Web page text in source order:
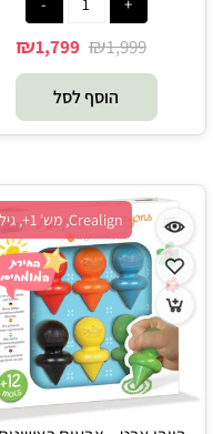
₪1,999
₪1,799
הוסף לסל
Crealign, מש' 1+, גיל 1+